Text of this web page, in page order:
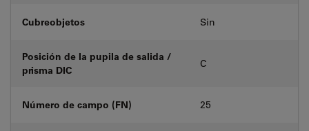
Cubreobjetos Sin
Posición de la pupila de salida /
prisma DIC
C
Número de campo (FN) 25